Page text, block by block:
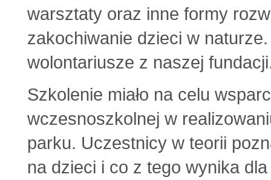
warsztaty oraz inne formy
zakochiwanie dzieci w
wolontariusze z naszej
Szkolenie miało na celu
wczesnoszkolnej w
parku. Uczestnicy w teorii
na dzieci i co z tego wynika